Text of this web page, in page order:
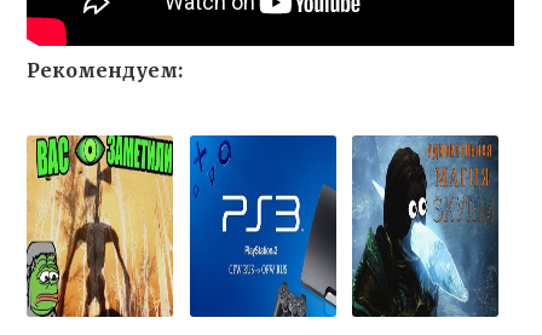
Рекомендуем: